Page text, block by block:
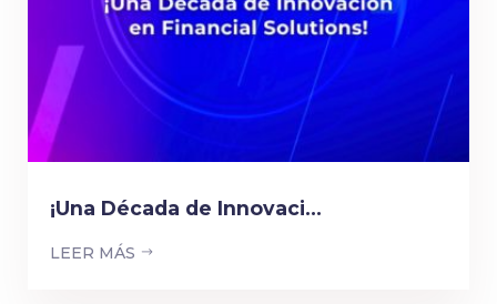
¡Una Década de Innovaci...
LEER MÁS